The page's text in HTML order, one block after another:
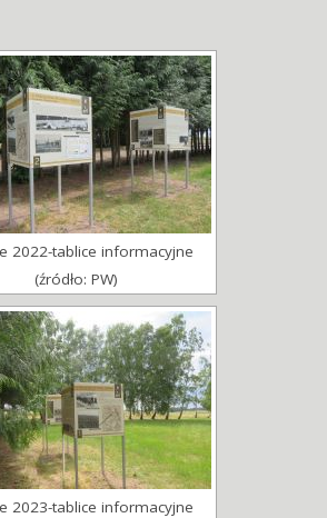
2022-tablice informacyjne
(źródło: PW)
2023-tablice informacyjne